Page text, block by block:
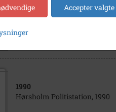
1994
1990
Hørsholm Politistation, 1990
Accepter valgte